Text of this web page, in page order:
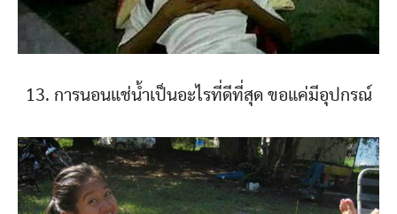
13. การนอนแช่น้ำเป็นอะไรที่ดีที่สุด ขอแค่มีอุปกรณ์